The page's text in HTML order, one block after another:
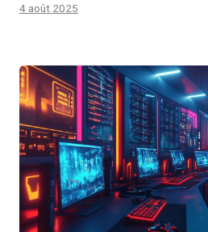
4 août 2025